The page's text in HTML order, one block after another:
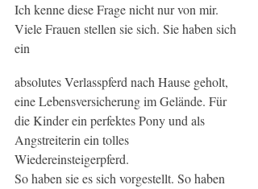
Ich kenne diese Frage nicht nur von mir.
Viele Frauen stellen sie sich. Sie haben sich
ein
absolutes Verlasspferd nach Hause geholt,
eine Lebensversicherung im Gelände. Für
die Kinder ein perfektes Pony und als
Angstreiterin ein tolles
Wiedereinsteigerpferd.
So haben sie es sich vorgestellt. So haben